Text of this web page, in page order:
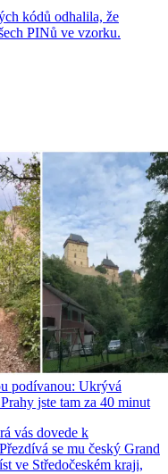
kódů odhalila, že
PINů ve vzorku.
podívanou: Ukrývá
jste tam za 40 minut
vás dovede k
se mu český Grand
ve Středočeském kraji,